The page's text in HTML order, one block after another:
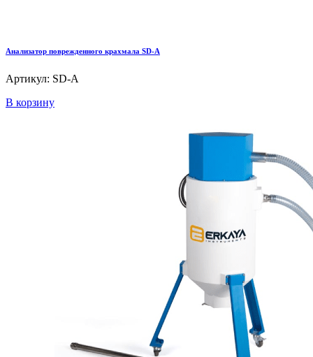
Анализатор поврежденного крахмала SD-A
Артикул: SD-A
В корзину